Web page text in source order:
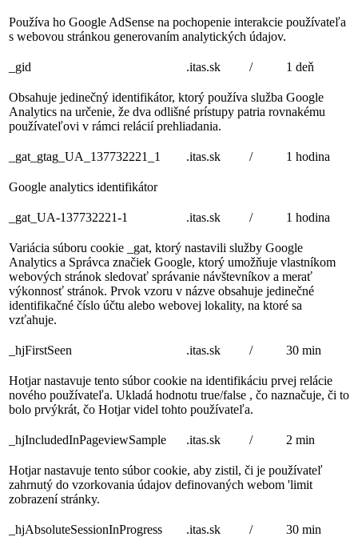
Používa ho Google AdSense na pochopenie interakcie používateľa
s webovou stránkou generovaním analytických údajov.
_gid .itas.sk / 1 deň
Obsahuje jedinečný identifikátor, ktorý používa služba Google
Analytics na určenie, že dva odlišné prístupy patria rovnakému
používateľovi v rámci relácií prehliadania.
_gat_gtag_UA_137732221_1 .itas.sk / 1 hodina
Google analytics identifikátor
_gat_UA-137732221-1 .itas.sk / 1 hodina
Variácia súboru cookie _gat, ktorý nastavili služby Google
Analytics a Správca značiek Google, ktorý umožňuje vlastníkom
webových stránok sledovať správanie návštevníkov a merať
výkonnosť stránok. Prvok vzoru v názve obsahuje jedinečné
identifikačné číslo účtu alebo webovej lokality, na ktoré sa
vzťahuje.
_hjFirstSeen .itas.sk / 30 min
Hotjar nastavuje tento súbor cookie na identifikáciu prvej relácie
nového používateľa. Ukladá hodnotu true/false , čo naznačuje, či to
bolo prvýkrát, čo Hotjar videl tohto používateľa.
_hjIncludedInPageviewSample .itas.sk / 2 min
Hotjar nastavuje tento súbor cookie, aby zistil, či je používateľ
zahrnutý do vzorkovania údajov definovaných webom 'limit
zobrazení stránky.
_hjAbsoluteSessionInProgress .itas.sk / 30 min